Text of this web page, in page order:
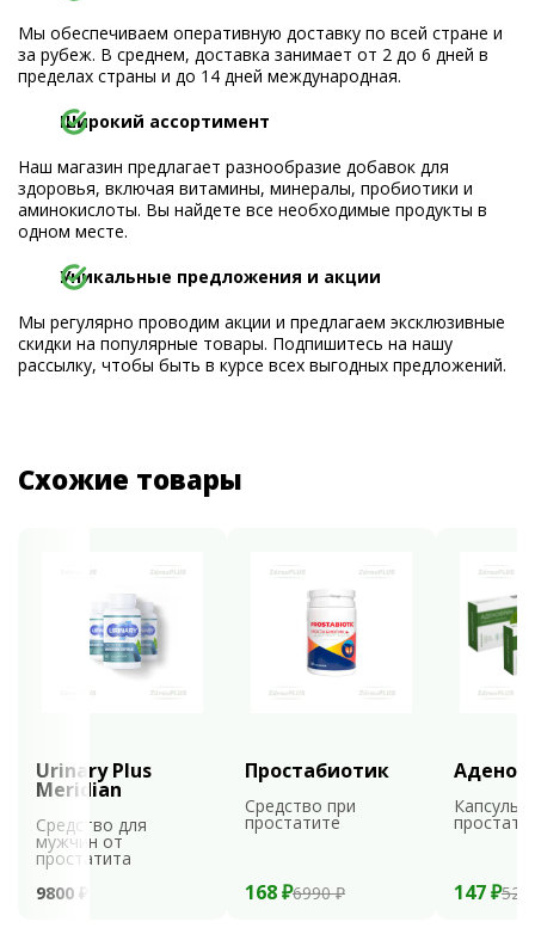
Мы обеспечиваем оперативную доставку по всей стране и
за рубеж. В среднем, доставка занимает от 2 до 6 дней в
пределах страны и до 14 дней международная.
Широкий ассортимент
Наш магазин предлагает разнообразие добавок для
здоровья, включая витамины, минералы, пробиотики и
аминокислоты. Вы найдете все необходимые продукты в
одном месте.
Уникальные предложения и акции
Мы регулярно проводим акции и предлагаем эксклюзивные
скидки на популярные товары. Подпишитесь на нашу
рассылку, чтобы быть в курсе всех выгодных предложений.
Схожие товары
Urinary Plus
Meridian
Средство для
мужчин от
простатита
9800 ₽
Простабиотик
Средство при
простатите
168 ₽6990 ₽
Капсулы
147 ₽